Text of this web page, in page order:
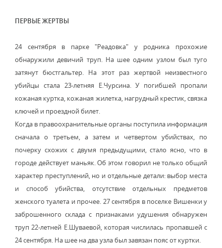
ПЕРВЫЕ ЖЕРТВЫ
24 сентября в парке "Реадовка" у родника прохожие
обнаружили девичий труп. На шее одним узлом был туго
затянут бюстгальтер. На этот раз жертвой неизвестного
убийцы стала 23-летняя Е.Чурсина. У погибшей пропали
кожаная куртка, кожаная жилетка, нагрудный крестик, связка
ключей и проездной билет.
Когда в правоохранительные органы поступила информация
сначала о третьем, а затем и четвертом убийствах, по
почерку схожих с двумя предыдущими, стало ясно, что в
городе действует маньяк. Об этом говорил не только общий
характер преступлений, но и отдельные детали: выбор места
и способ убийства, отсутствие отдельных предметов
женского туалета и прочее. 27 сентября в поселке Вишенки у
заброшенного склада с признаками удушения обнаружен
труп 22-летней Е.Шуваевой, которая числилась пропавшей с
24 сентября. На шее на два узла был завязан пояс от куртки.